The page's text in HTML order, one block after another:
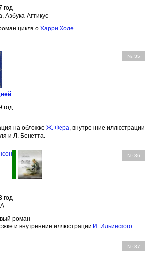
год
Азбука-Аттикус
цикла о Харри Холе
№ 35
год
на обложке Ж. Фера, внутренние иллюстрации
и Л. Бенетта.
№ 36
год
роман.
и внутренние иллюстрации И. Ильинского.
№ 37